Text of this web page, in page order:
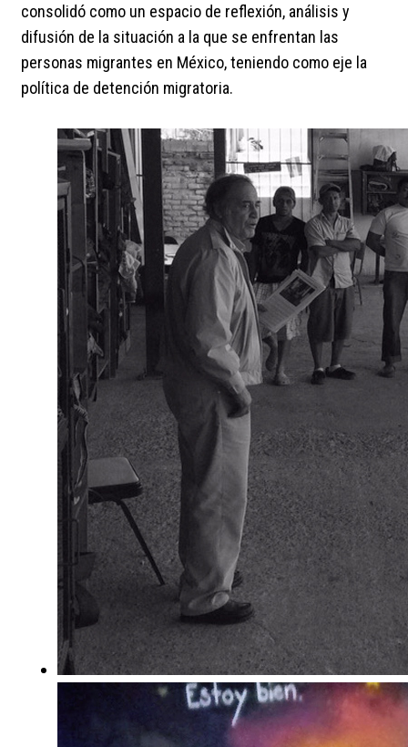
consolidó como un espacio de reflexión, análisis y
difusión de la situación a la que se enfrentan las
personas migrantes en México, teniendo como eje la
política de detención migratoria.